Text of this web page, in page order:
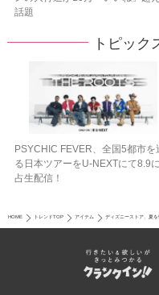
話題
トピッ
PSYCHIC FEVER、全国5都市を
る日本ツアーをU‐NEXTにて8.9
占生配信！
HOME トレンドTOP アイテム ディズニーストア、夏